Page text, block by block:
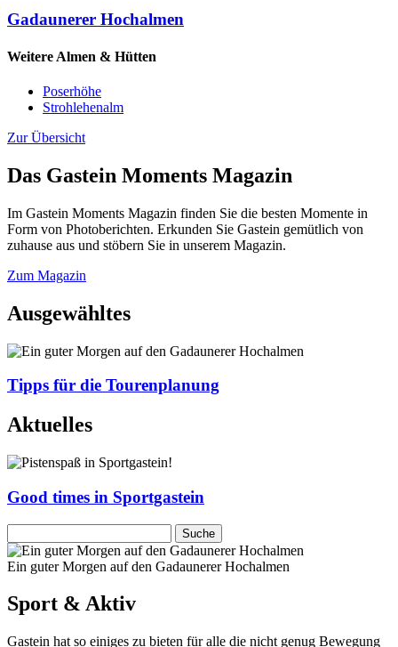
Gadaunerer Hochalmen
Weitere Almen & Hütten
Poserhöhe
Strohlehenalm
Zur Übersicht
Das Gastein Moments Magazin
Im Gastein Moments Magazin finden Sie die besten Momente in
Form von Photoberichten. Erkunden Sie Gastein gemütlich von
zuhause aus und stöbern Sie in unserem Magazin.
Zum Magazin
Ausgewähltes
Tipps für die Tourenplanung
Aktuelles
Good times in Sportgastein
Ein guter Morgen auf den Gadaunerer Hochalmen
Sport & Aktiv
Gastein hat so einiges zu bieten für alle die nicht genug Bewegung